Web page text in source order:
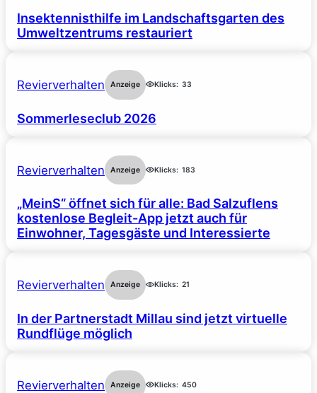
Insektennisthilfe im Landschaftsgarten des
Umweltzentrums restauriert
Revierverhalten Anzeige Klicks: 33
Sommerleseclub 2026
Revierverhalten Anzeige Klicks: 183
„MeinS“ öffnet sich für alle: Bad Salzuflens
kostenlose Begleit-App jetzt auch für
Einwohner, Tagesgäste und Interessierte
Revierverhalten Anzeige Klicks: 21
In der Partnerstadt Millau sind jetzt virtuelle
Rundflüge möglich
Revierverhalten Anzeige Klicks: 450